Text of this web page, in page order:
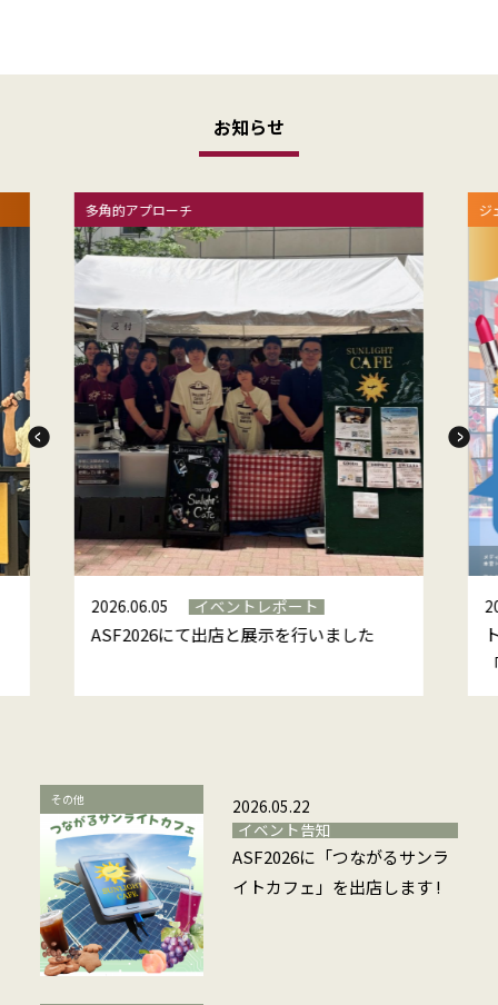
お知らせ
多角的アプローチ
2026.06.05 イベントレポート
ASF2026にて出店と展示を行いました
ジ
その他
2026.05.22
イベント告知
ASF2026に「つながるサンラ
イトカフェ」を出店します !